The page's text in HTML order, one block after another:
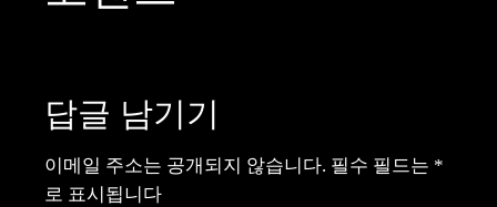
답글 남기기
이메일 주소는 공개되지 않습니다. 필수 필드는 *
로 표시됩니다